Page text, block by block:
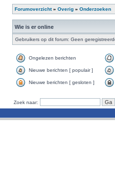
Forumoverzicht» Overig » Onderzoeken
Wie is er online
Gebruikers op dit forum: Geen
Ongelezen berichten
Nieuwe berichten [ populair ]
Nieuwe berichten [ gesloten ]
Zoek naar: